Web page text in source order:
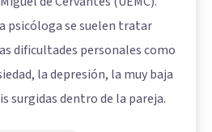
psicóloga se suelen tratar
dificultades personales como
la depresión, la muy baja
surgidas dentro de la pareja.